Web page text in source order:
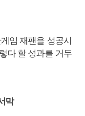
임 재팬을 성공시
다 할 성과를 거두
막